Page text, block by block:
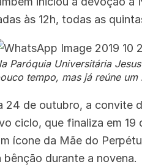
às 12h, todas as
Paróquia Universitária
tempo, mas já reúne
24 de outubro, a convite
ciclo, que finaliza em 19
ícone da Mãe do
bênção durante a novena.